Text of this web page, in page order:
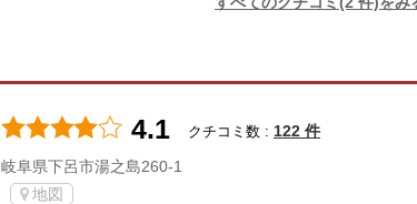
4.1 クチコミ数 : 122 件
岐阜県下呂市湯之島260-1
地図